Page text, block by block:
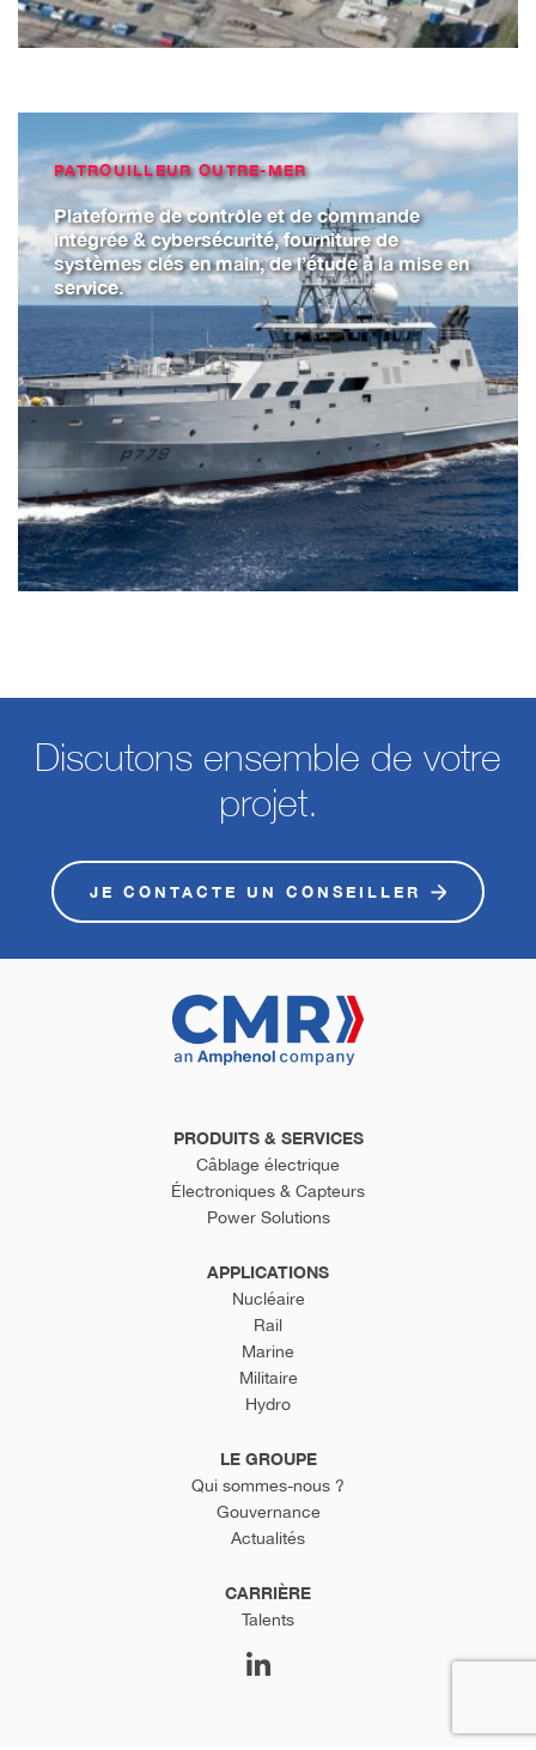
PATROUILLEUR OUTRE-MER
Plateforme de contrôle et de commande
intégrée & cybersécurité, fourniture de
systèmes clés en main, de l’étude à la mise en
service.
Discutons ensemble de votre
projet.
JE CONTACTE UN CONSEILLER
PRODUITS & SERVICES
Câblage électrique
Électroniques & Capteurs
Power Solutions
APPLICATIONS
Nucléaire
Rail
Marine
Militaire
Hydro
LE GROUPE
Qui sommes-nous ?
Gouvernance
Actualités
CARRIÈRE
Talents